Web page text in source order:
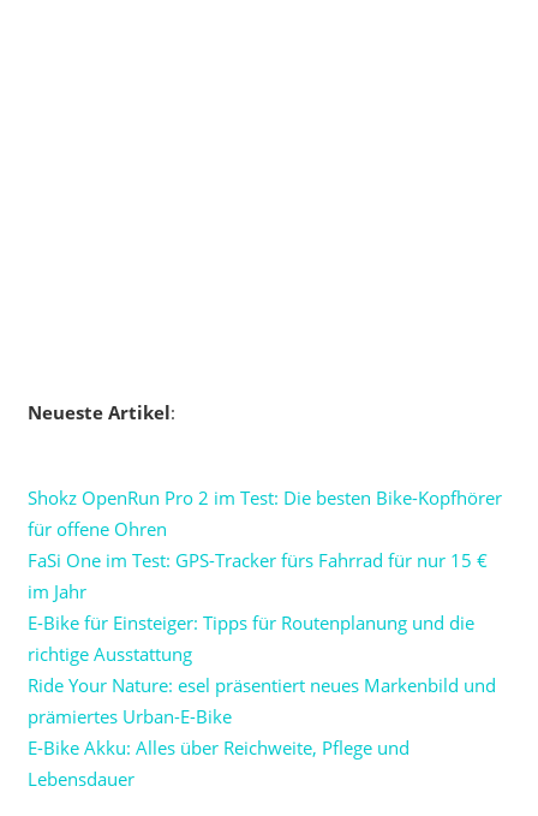
Neueste Artikel:
Shokz OpenRun Pro 2 im Test: Die besten Bike-Kopfhörer
für offene Ohren
FaSi One im Test: GPS-Tracker fürs Fahrrad für nur 15 €
im Jahr
E-Bike für Einsteiger: Tipps für Routenplanung und die
richtige Ausstattung
Ride Your Nature: esel präsentiert neues Markenbild und
prämiertes Urban-E-Bike
E-Bike Akku: Alles über Reichweite, Pflege und
Lebensdauer